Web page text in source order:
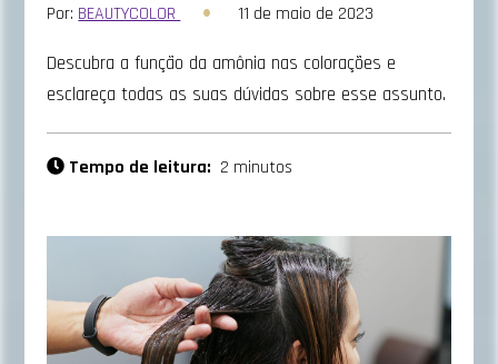
Por:BEAUTYCOLOR 11 de maio de 2023
Descubra a função da amônia nas colorações e
esclareça todas as suas dúvidas sobre esse assunto.
Tempo de leitura: 2 minutos